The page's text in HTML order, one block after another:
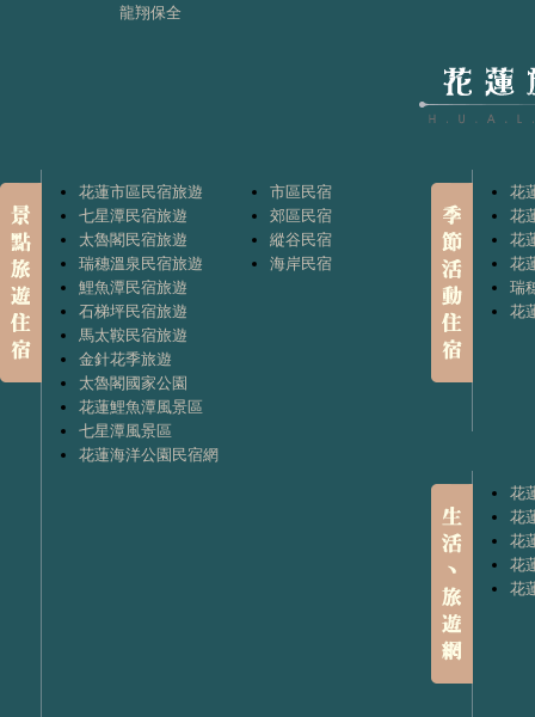
龍翔保全
花蓮市區民宿旅遊
七星潭民宿旅遊
太魯閣民宿旅遊
瑞穗溫泉民宿旅遊
鯉魚潭民宿旅遊
石梯坪民宿旅遊
馬太鞍民宿旅遊
金針花季旅遊
太魯閣國家公園
花蓮鯉魚潭風景區
七星潭風景區
花蓮海洋公園民宿網
市區民宿
郊區民宿
縱谷民宿
海岸民宿
花
花
花
花
瑞
花
花
花
花
花
花